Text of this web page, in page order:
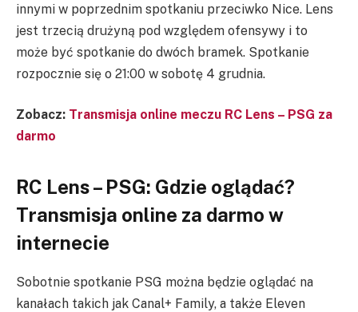
innymi w poprzednim spotkaniu przeciwko Nice. Lens
jest trzecią drużyną pod względem ofensywy i to
może być spotkanie do dwóch bramek. Spotkanie
rozpocznie się o 21:00 w sobotę 4 grudnia.
Zobacz: Transmisja online meczu RC Lens – PSG za
darmo
RC Lens – PSG: Gdzie oglądać?
Transmisja online za darmo w
internecie
Sobotnie spotkanie PSG można będzie oglądać na
kanałach takich jak Canal+ Family, a także Eleven